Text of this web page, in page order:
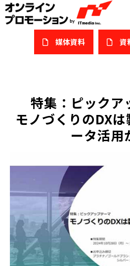
媒体資料 資
私たちについて
サービスガイド/お
課題/ターゲット
オンライン展示会/協賛
特集：ピックア
モノづくりのDX
ータ活用